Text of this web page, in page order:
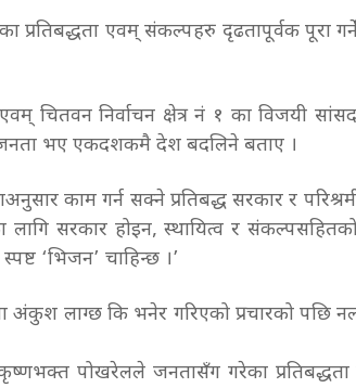
प्रतिबद्धता एवम् संकल्पहरु दृढतापूर्वक पूरा
चितवन निर्वाचन क्षेत्र नं १ का विजयी
भए एकदशकमै देश बदलिने बताए ।
काम गर्न सक्ने प्रतिबद्ध सरकार र
सरकार होइन, स्थायित्व र
‘भिजन’ चाहिन्छ ।’
अंकुश लाग्छ कि भनेर गरिएको प्रचारको पछि
पोखरेलले जनतासँग गरेका प्रतिबद्धता